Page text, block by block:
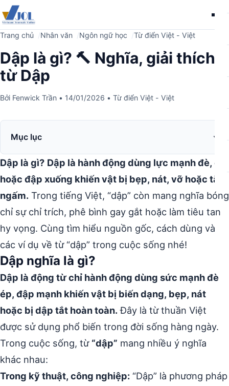
Trang chủ Nhân văn Ngôn ngữ học Từ điển Việt - Việt
Dập là gì? 🔨 Nghĩa, giải thích
từ Dập
Bởi Fenwick Trần • 14/01/2026 • Từ điển Việt - Việt
Mục lục
Dập là gì? Dập là hành động dùng lực mạnh đè, ép
hoặc đập xuống khiến vật bị bẹp, nát, vỡ hoặc tắt
ngấm. Trong tiếng Việt, “dập” còn mang nghĩa bóng
chỉ sự chỉ trích, phê bình gay gắt hoặc làm tiêu tan
hy vọng. Cùng tìm hiểu nguồn gốc, cách dùng và
các ví dụ về từ “dập” trong cuộc sống nhé!
Dập nghĩa là gì?
Dập là động từ chỉ hành động dùng sức mạnh đè
ép, đập mạnh khiến vật bị biến dạng, bẹp, nát
hoặc bị dập tắt hoàn toàn.Đây là từ thuần Việt
được sử dụng phổ biến trong đời sống hàng ngày.
Trong cuộc sống, từ “dập” mang nhiều ý nghĩa
khác nhau:
Trong kỹ thuật, công nghiệp: “Dập” là phương pháp